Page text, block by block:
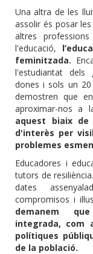
Una altra de les
assolir és posar
altres
l'educació,
feminitzada.
l'estudiantat dels
dones i sols un
demostren que
aproximar-nos a
aquest biaix
d'interès per
problemes
Educadores i
tutors de
dates
compromisos i
demanem
integrada, com
polítiques
de la població.